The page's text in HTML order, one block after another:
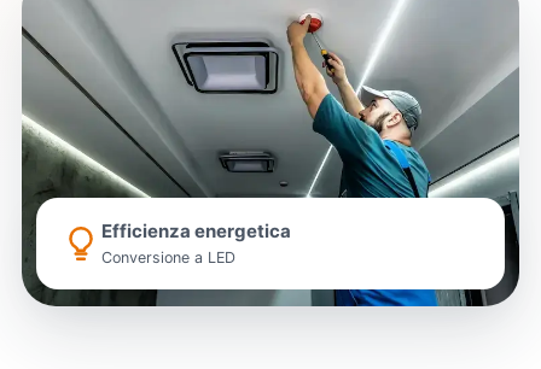
Efficienza energetica
Conversione a LED